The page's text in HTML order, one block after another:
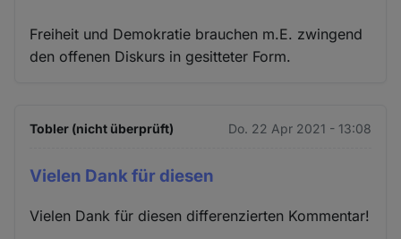
Freiheit und Demokratie brauchen m.E. zwingend
den offenen Diskurs in gesitteter Form.
Tobler (nicht überprüft) Do. 22 Apr 2021 - 13:08
Vielen Dank für diesen
Vielen Dank für diesen differenzierten Kommentar!